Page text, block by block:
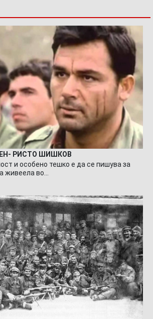
РИСТО ШИШКОВ
и особено тешко е да се пишува за
живеела во…